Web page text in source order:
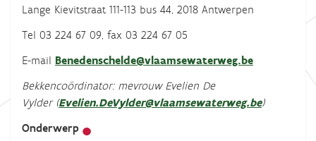
Lange Kievitstraat 111-113 bus 44, 2018 Antwerpen
Tel 03 224 67 09, fax 03 224 67 05
E-mail Benedenschelde@vlaamsewaterweg.be
Bekkencoördinator: mevrouw Evelien De
Vylder (Evelien.DeVylder@vlaamsewaterweg.be)
Onderwerp